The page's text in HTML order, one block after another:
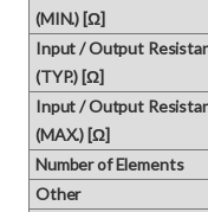
(MIN.) [Ω]
Input / Output
(TYP.) [Ω]
Input / Output
(MAX.) [Ω]
Number of Elements
Other